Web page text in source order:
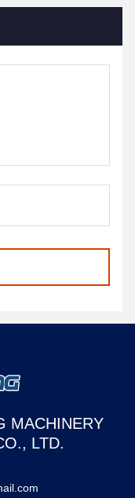
MACHINERY
LTD.